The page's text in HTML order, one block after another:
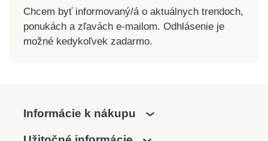
škodlivých látok a
výrobok je bezpečný
nad rámec platných
noriem. Pozor pri
informácie o produkte.
Chcem byť informovaný/á o aktuálnych trendoch,
ponukách a zľavách e-mailom. Odhlásenie je
možné kedykoľvek zadarmo.
Informácie k nákupu